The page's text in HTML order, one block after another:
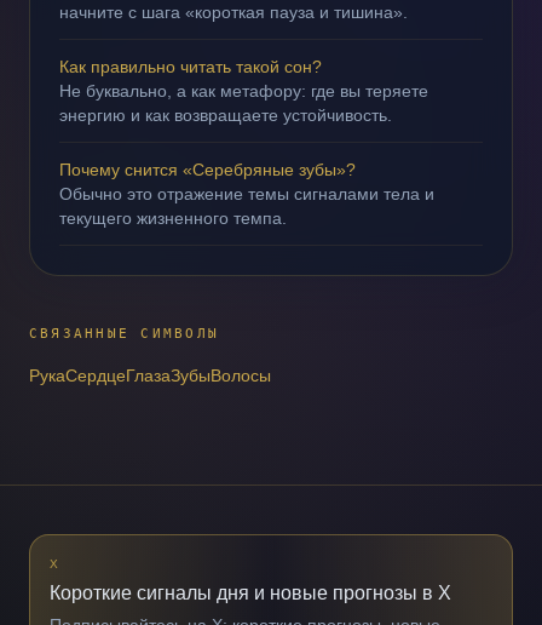
начните с шага «короткая пауза и тишина».
Как правильно читать такой сон?
Не буквально, а как метафору: где вы теряете
энергию и как возвращаете устойчивость.
Почему снится «Серебряные зубы»?
Обычно это отражение темы сигналами тела и
текущего жизненного темпа.
СВЯЗАННЫЕ СИМВОЛЫ
РукаСердцеГлазаЗубыВолосы
X
Короткие сигналы дня и новые прогнозы в X